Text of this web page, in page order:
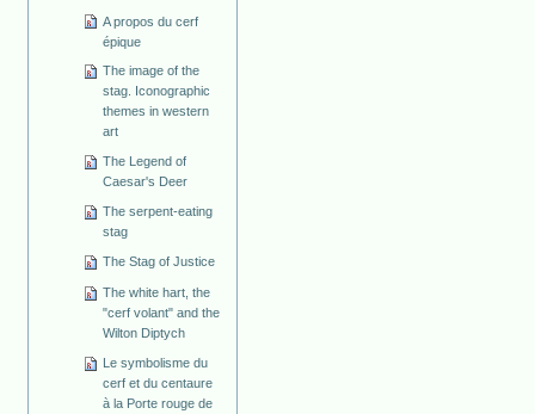
A propos du cerf
épique
The image of the
stag. Iconographic
themes in western
art
The Legend of
Caesar's Deer
The serpent-eating
stag
The Stag of Justice
The white hart, the
"cerf volant" and the
Wilton Diptych
Le symbolisme du
cerf et du centaure
à la Porte rouge de